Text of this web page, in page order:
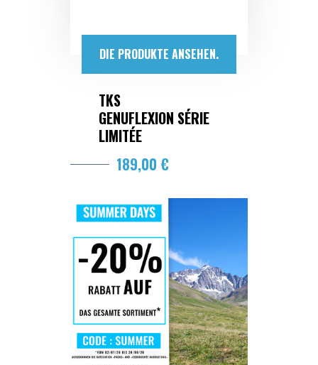
DIE PRODUKTE ANSEHEN.
TKS
GENUFLEXION SÉRIE
LIMITÉE
189,00 €